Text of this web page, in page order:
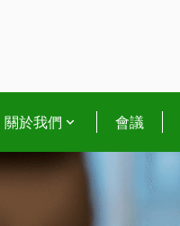
關於我們 會議